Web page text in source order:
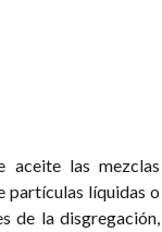
aceite las mezclas
partículas líquidas o
de la disgregación,